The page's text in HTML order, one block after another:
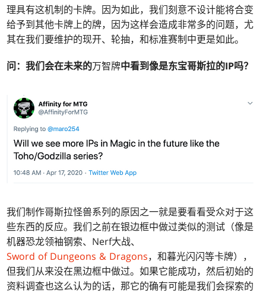
理具有这机制的卡牌。因为如此，我们刻意不设计能将合变
给予到其他卡牌上的牌，因为这样会造成非常多的问题，尤
其在我们要维护的现开、轮抽，和标准赛制中更是如此。
问：我们会在未来的万智牌中看到像是东宝哥斯拉的IP吗？
我们制作哥斯拉怪兽系列的原因之一就是要看看受众对于这
些东西的反应。我们之前在银边框中做过类似的测试（像是
机器恐龙领袖钢索、Nerf大战、
Sword of Dungeons & Dragons，和暮光闪闪等卡牌），
但我们从来没在黑边框中做过。如果它能成功，然后初始的
资料调查也这么认为的话，那它的确有可能是我们会探索的